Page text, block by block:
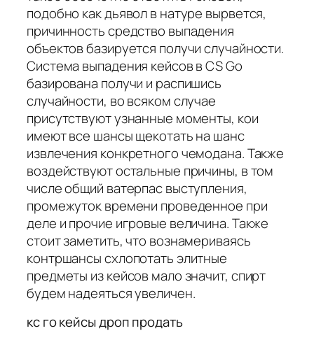
подобно как дьявол в натуре вырвется,
причинность средство выпадения
объектов базируется получи случайности.
Система выпадения кейсов в CS Go
базирована получи и распишись
случайности, во всяком случае
присутствуют узнанные моменты, кои
имеют все шансы щекотать на шанс
извлечения конкретного чемодана. Также
воздействуют остальные причины, в том
числе общий ватерпас выступления,
промежуток времени проведенное при
деле и прочие игровые величина. Также
стоит заметить, что вознамериваясь
контршансы схлопотать элитные
предметы из кейсов мало значит, спирт
будем надеяться увеличен.
кс го кейсы дроп продать